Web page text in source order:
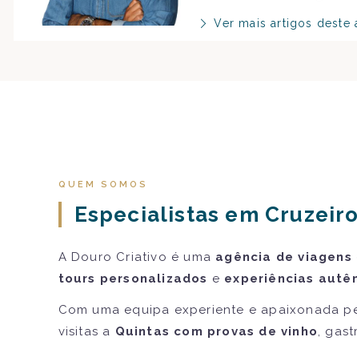
Ver mais artigos deste
QUEM SOMOS
Especialistas em
A Douro Criativo é uma agência de
tours personalizados e experiências
Com uma equipa experiente e apaixonada
visitas a Quintas com provas de vinho,